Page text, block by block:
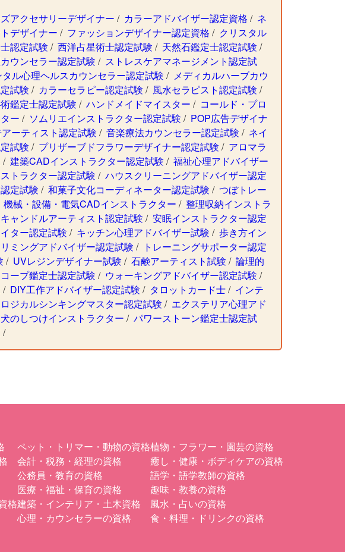
アクセサリーデザイナー / カラーアドバイザー認定資格 / ネ
デザイナー / ファッションデザイナー認定資格 / クリスタル
認定試験 / 西洋占星術士認定試験 / 天然石鑑定士認定試験 /
ウンセラー認定試験 / ストレスケアマネージメント認定試
タル心理ヘルスカウンセラー認定試験 / メディカルハーブカウ
試験 / カラーセラピー認定試験 / 風水セラピスト認定試験 /
鑑定士認定試験 / ハンドメイドマイスター / コールド・プロ
ー / ソムリエインストラクター認定試験 / POP広告デザイナ
ーティスト認定試験 / 音楽療法カウンセラー認定試験 / ネイ
試験 / プリザーブドフラワーデザイナー認定試験 / アロマラ
/ 建築CADインストラクター認定試験 / 福祉心理アドバイザー
トラクター認定試験 / ハウスクリーニングアドバイザー認定
定試験 / 和菓子文化コーディネーター認定試験 / つぼトレー
機械・設備・電気CADインストラクター / 整理収納インストラ
キャンドルアーティスト認定試験 / 安眠インストラクター認定
ター認定試験 / キッチン心理アドバイザー試験 / 歩き方イン
ミングアドバイザー認定試験 / トレーニングサポーター認定
/ UVレジンデザイナー試験 / 石鹸アーティスト試験 / 論理的
ープ鑑定士認定試験 / ウォーキングアドバイザー認定試験 /
/ DIY工作アドバイザー認定試験 / タロットカード士/ インテ
ロジカルシンキングマスター認定試験 / エクステリア心理アド
犬のしつけインストラクター / パワーストーン鑑定士認定試
/
格
ペット・トリマー・動物の資格
会計・税務・経理の資格
公務員・教育の資格
医療・福祉・保育の資格
建築・インテリア・土木資格
心理・カウンセラーの資格
植物・フラワー・園芸の資格
癒し・健康・ボディケアの資格
語学・語学教師の資格
趣味・教養の資格
風水・占いの資格
食・料理・ドリンクの資格